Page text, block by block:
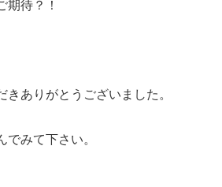
期待？！
ありがとうございました。
みて下さい。